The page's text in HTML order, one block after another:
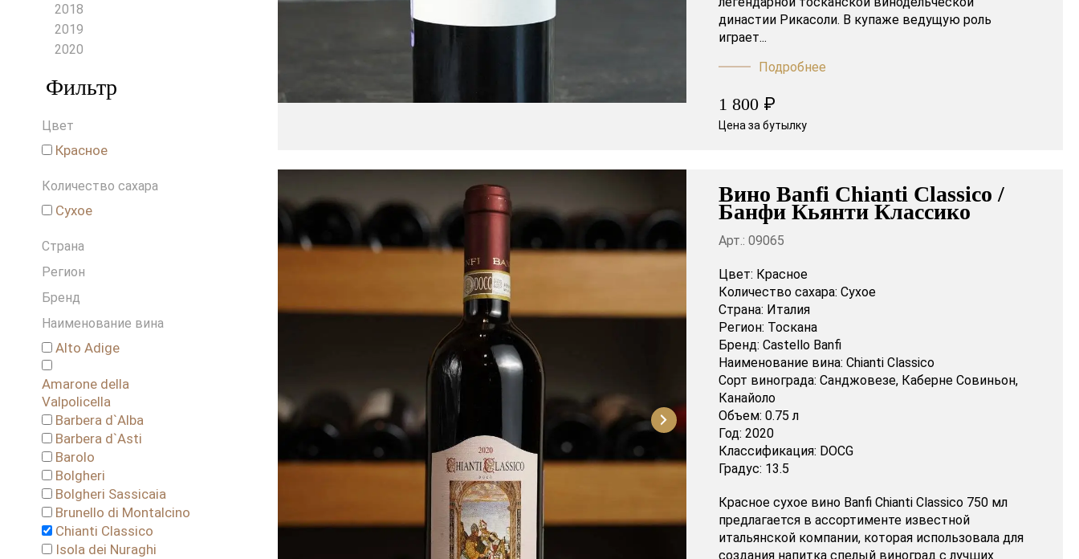
Грузия
Израиль
Испания
Ливан
Португалия
Россия
США
Франция
Чили
ЮАР
2018
2019
2020
Фильтр
Цвет
Красное
Количество сахара
Сухое
Страна
Регион
Бренд
Наименование вина
Alto Adige
Amarone della
Valpolicella
Barbera d`Alba
Barbera d`Asti
Barolo
Bolgheri
Bolgheri Sassicaia
Brunello di Montalcino
Chianti Classico
Isola dei Nuraghi
династии Рикасоли. В купаже ведущую роль
играет...
Подробнее
1 800 ₽
Цена за бутылку
Вино Banfi Chianti Classico /
Банфи Кьянти Классико
Арт.: 09065
Цвет: Красное
Количество сахара: Сухое
Страна: Италия
Регион: Тоскана
Бренд: Castello Banfi
Наименование вина: Chianti Classico
Сорт винограда: Санджовезе, Каберне Совиньон,
Канайоло
Объем: 0.75 л
Год: 2020
Классификация: DOCG
Градус: 13.5
Красное сухое вино Banfi Chianti Classico 750 мл
предлагается в ассортименте известной
итальянской компании, которая использовала для
создания напитка спелый виноград с лучших